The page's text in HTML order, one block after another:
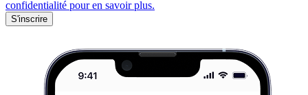
confidentialité pour en savoir plus.
S'inscrire